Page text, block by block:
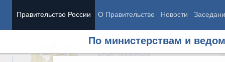
Правительство России О Правительстве Новости
По министерствам и
Председатель Правительства
Вице-премьеры